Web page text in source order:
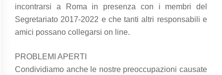
incontrarsi a Roma in presenza con i membri del
Segretariato 2017-2022 e che tanti altri responsabili e
amici possano collegarsi on line.
PROBLEMI APERTI
Condividiamo anche le nostre preoccupazioni causate